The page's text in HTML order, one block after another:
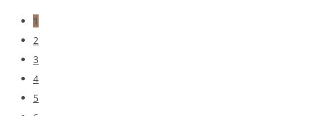
1
2
3
4
5